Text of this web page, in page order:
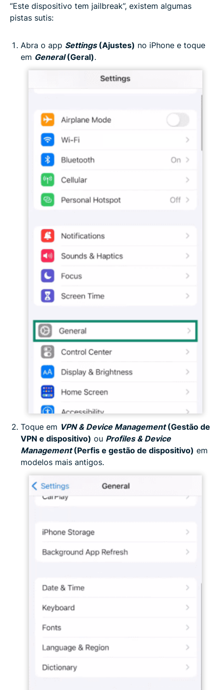
“Este dispositivo tem jailbreak”, existem algumas
pistas sutis:
Abra o app Settings(Ajustes) no iPhone e toque
em General(Geral).
Toque em VPN & Device Management(Gestão de
VPN e dispositivo) ou Profiles & Device
Management(Perfis e gestão de dispositivo) em
modelos mais antigos.